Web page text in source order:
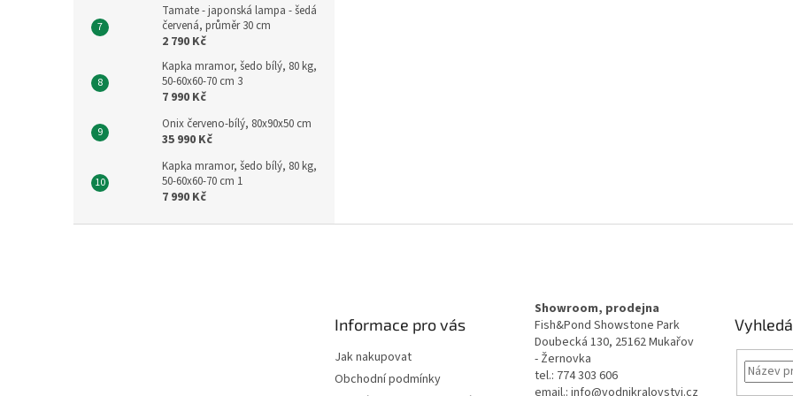
Tamate - japonská lampa - šedá
červená, průměr 30 cm
2 790 Kč
Kapka mramor, šedo bílý, 80 kg,
50-60x60-70 cm 3
7 990 Kč
Onix červeno-bílý, 80x90x50 cm
35 990 Kč
Kapka mramor, šedo bílý, 80 kg,
50-60x60-70 cm 1
7 990 Kč
Informace pro vás
Jak nakupovat
Obchodní podmínky
Showroom, prodejna
Fish&Pond Showstone Park
Doubecká 130, 25162 Mukařov
- Žernovka
tel.: 774 303 606
email.: info@vodnikralovstvi.cz